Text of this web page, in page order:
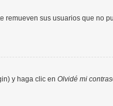
sus usuarios que no
y haga clic en Olvidé mi